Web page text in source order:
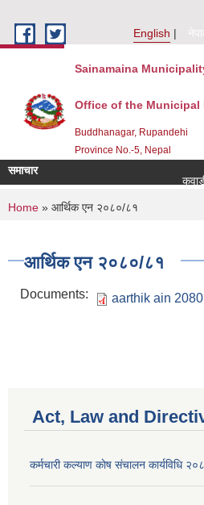
English
Sainamaina
Office of the Municipal
Buddhanagar, Rupandehi
Province No.-5, Nepal
समाचार
You are here
Home » आर्थिक एन २०८०/८१
आर्थिक एन २०८०/८१
Documents: aarthik ain
Act, Law and
कर्मचारी कल्याण काेष संचालन कार्यविधि